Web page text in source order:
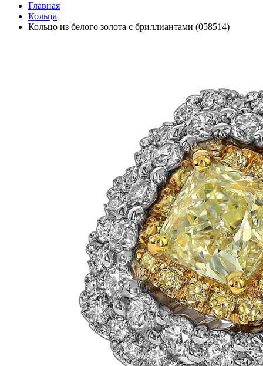
Главная
Кольца
Кольцо из белого золота с бриллиантами (058514)